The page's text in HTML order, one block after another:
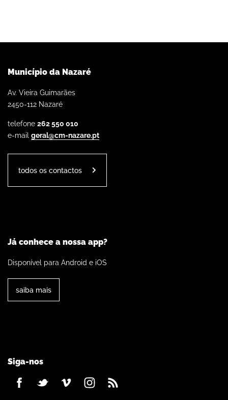
Município da Nazaré
Av. Vieira Guimarães
2450-112 Nazaré
telefone 262 550 010
e-mail geral@cm-nazare.pt
todos os contactos
Já conhece a nossa app?
Disponível para Android e iOS
saiba mais
Siga-nos